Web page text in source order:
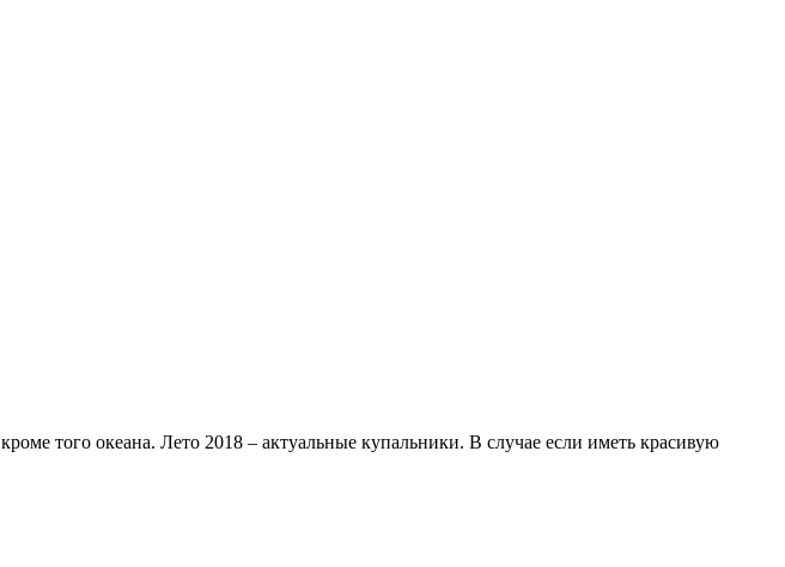
того океана. Лето 2018 – актуальные купальники. В случае если иметь красивую